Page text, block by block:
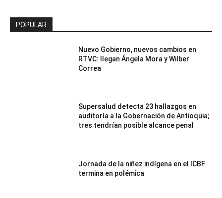
POPULAR
Nuevo Gobierno, nuevos cambios en
RTVC: llegan Ángela Mora y Wilber
Correa
Supersalud detecta 23 hallazgos en
auditoría a la Gobernación de Antioquia;
tres tendrían posible alcance penal
Jornada de la niñez indígena en el ICBF
termina en polémica